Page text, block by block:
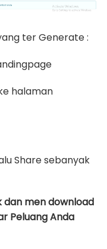
ter Generate :
halaman
Share sebanyak
dan men download
Peluang Anda